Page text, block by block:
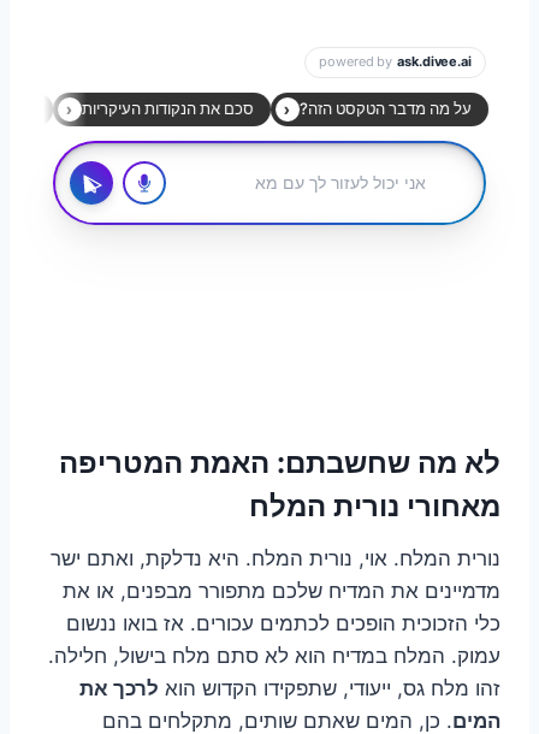
לא מה שחשבתם: האמת המטריפה
מאחורי נורית המלח
נורית המלח. אוי, נורית המלח. היא נדלקת, ואתם ישר
מדמיינים את המדיח שלכם מתפורר מבפנים, או את
כלי הזכוכית הופכים לכתמים עכורים. אז בואו ננשום
עמוק. המלח במדיח הוא לא סתם מלח בישול, חלילה.
זהו מלח גס, ייעודי, שתפקידו הקדוש הוא לרכך את
המים. כן, המים שאתם שותים, מתקלחים בהם